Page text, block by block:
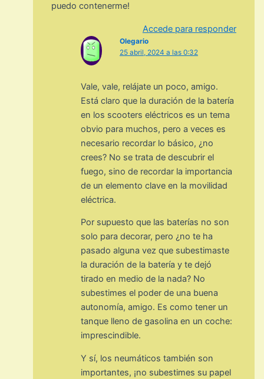
puedo contenerme!
Accede para responder
Olegario
25 abril, 2024 a las 0:32
Vale, vale, relájate un poco, amigo.
Está claro que la duración de la batería
en los scooters eléctricos es un tema
obvio para muchos, pero a veces es
necesario recordar lo básico, ¿no
crees? No se trata de descubrir el
fuego, sino de recordar la importancia
de un elemento clave en la movilidad
eléctrica.
Por supuesto que las baterías no son
solo para decorar, pero ¿no te ha
pasado alguna vez que subestimaste
la duración de la batería y te dejó
tirado en medio de la nada? No
subestimes el poder de una buena
autonomía, amigo. Es como tener un
tanque lleno de gasolina en un coche:
imprescindible.
Y sí, los neumáticos también son
importantes, ¡no subestimes su papel